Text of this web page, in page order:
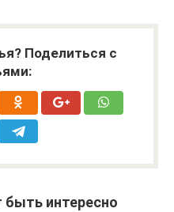
Поделиться с
интересно